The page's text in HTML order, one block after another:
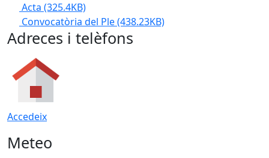
Acta (325.4KB)
Convocatòria del Ple(438.23KB)
Adreces i telèfons
Accedeix
Meteo